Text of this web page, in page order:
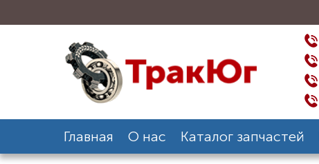
Главная О нас Каталог запчастей